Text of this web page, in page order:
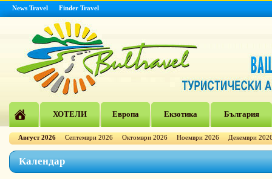
News Travel Finder Travel
ХОТЕЛИ Европа Екзотика България
Август 2026 Септември 2026 Октомври 2026 Ноември 2026 Декември
Календар